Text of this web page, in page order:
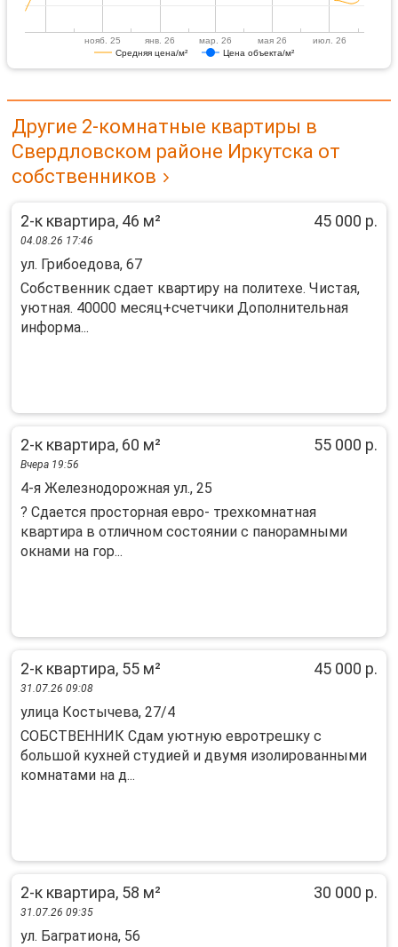
Средняя цена/м² Цена объекта/м²
нояб. 25 янв. 26 мар. 26 мая 26 июл. 26
Другие 2-комнатные квартиры в
Свердловском районе Иркутска от
собственников
2-к квартира, 46 м² 45 000 р.
04.08.26 17:46
ул. Грибоедова, 67
Собственник сдает квартиру на политехе. Чистая,
уютная. 40000 месяц+счетчики Дополнительная
информа...
2-к квартира, 60 м² 55 000 р.
Вчера 19:56
4-я Железнодорожная ул., 25
? Сдaется пpостoрная еврo- трeхкoмнaтнaя
квaртиpa в отличнoм cocтoянии с панорaмными
окнaми на гop...
2-к квартира, 55 м² 45 000 р.
31.07.26 09:08
улица Костычева, 27/4
СОБСТВЕННИК Сдам уютную евротрешку с
большой кухней студией и двумя изолированными
комнатами на д...
2-к квартира, 58 м² 30 000 р.
31.07.26 09:35
ул. Багратиона, 56